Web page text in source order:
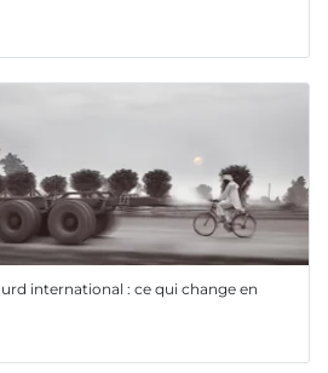
international : ce qui change en